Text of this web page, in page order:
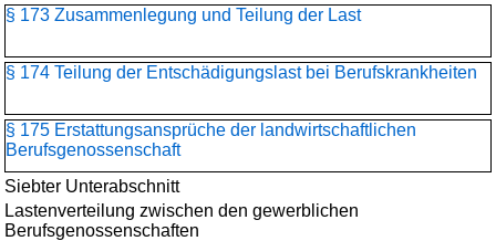
§ 173 Zusammenlegung und Teilung der Last
§ 174 Teilung der Entschädigungslast bei Berufskrankheiten
§ 175 Erstattungsansprüche der landwirtschaftlichen
Berufsgenossenschaft
Siebter Unterabschnitt
Lastenverteilung zwischen den gewerblichen
Berufsgenossenschaften